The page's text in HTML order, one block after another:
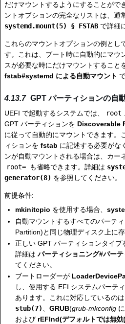
だけマウントするようにすることがで
ントオプションの完全なリストは、通
systemd.mount(5) § FSTAB で詳細
これらのマウントオプションの例とし
す。これは、ブート時に自動的にマウ
スが必要な時にだけマウントすること
fstab#systemd による自動マウント
GPT パーティションの自
UEFI で起動するシステムでは、 root
GPT パーティションを Discoverable
に従って自動的にマウントできます。
ィションを fstab に記述する必要がな
ンが自動マウントされる場合は、カー
root=
も省略できます。詳細は
generator(8) を参照してください。
前提条件:
mkinitcpio を使用する場合、
自動マウントするすべてのパーテ
Partition)と同じ物理ディスク上に
正しい GPT パーティションタイプ
詳細はパーティショニング#パー
てください。
ブートローダーが
し、使用する EFI システムパーテ
あります。これに対応しているの
stub(7)、GRUB(grub-mkconfig
および rEFInd(デフォルトでは無効)